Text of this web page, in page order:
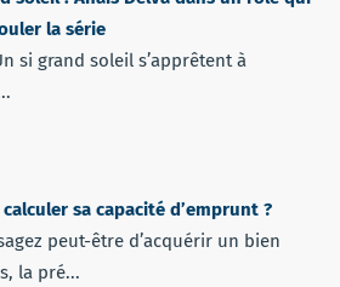
la série
si grand soleil s’apprêtent à
sa capacité d’emprunt ?
peut-être d’acquérir un bien
la pré...